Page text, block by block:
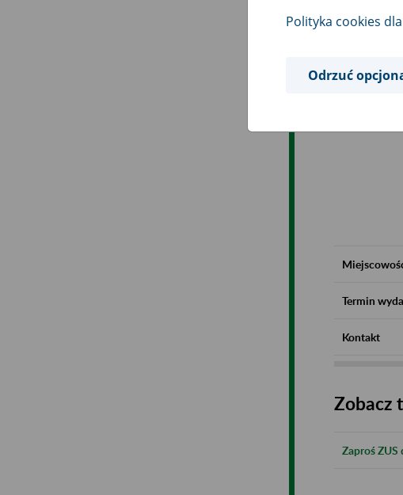
Termin
Kontakt
Zobacz
Zaproś
Polityka cookies
Odrzuć